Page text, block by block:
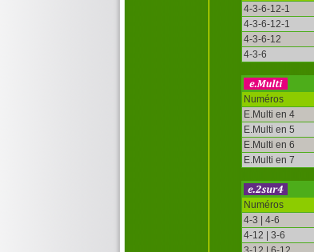
4-3-6-12-1
4-3-6-12-1
4-3-6-12
4-3-6
Numéros
E.Multi en 4
E.Multi en 5
E.Multi en 6
E.Multi en 7
Numéros
4-3 | 4-6
4-12 | 3-6